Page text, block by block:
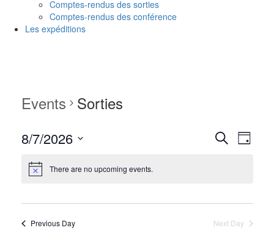
Comptes-rendus des sorties
Comptes-rendus des conférence
Les expéditions
Events Sorties
Events
Views
SearchJour
8/7/2026
date.
There are no upcoming events.
Previous Day Next Day